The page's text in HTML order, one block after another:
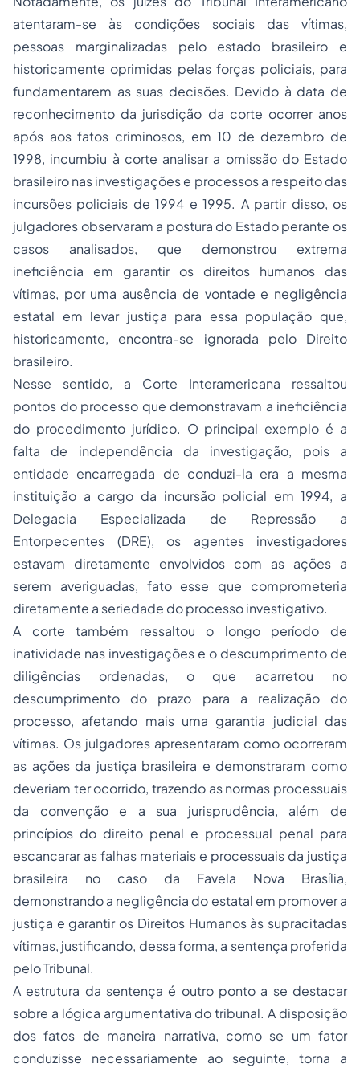
atentaram-se às condições sociais das vítimas,
pessoas marginalizadas pelo estado brasileiro e
historicamente oprimidas pelas forças policiais, para
fundamentarem as suas decisões. Devido à data de
reconhecimento da jurisdição da corte ocorrer anos
após aos fatos criminosos, em 10 de dezembro de
1998, incumbiu à corte analisar a omissão do Estado
brasileiro nas investigações e processos a respeito das
incursões policiais de 1994 e 1995. A partir disso, os
julgadores observaram a postura do Estado perante os
casos analisados, que demonstrou extrema
ineficiência em garantir os direitos humanos das
vítimas, por uma ausência de vontade e negligência
estatal em levar justiça para essa população que,
historicamente, encontra-se ignorada pelo Direito
brasileiro.
Nesse sentido, a Corte Interamericana ressaltou
pontos do processo que demonstravam a ineficiência
do procedimento jurídico. O principal exemplo é a
falta de independência da investigação, pois a
entidade encarregada de conduzi-la era a mesma
instituição a cargo da incursão policial em 1994, a
Delegacia Especializada de Repressão a
Entorpecentes (DRE), os agentes investigadores
estavam diretamente envolvidos com as ações a
serem averiguadas, fato esse que comprometeria
diretamente a seriedade do processo investigativo.
A corte também ressaltou o longo período de
inatividade nas investigações e o descumprimento de
diligências ordenadas, o que acarretou no
descumprimento do prazo para a realização do
processo, afetando mais uma garantia judicial das
vítimas. Os julgadores apresentaram como ocorreram
as ações da justiça brasileira e demonstraram como
deveriam ter ocorrido, trazendo as normas processuais
da convenção e a sua jurisprudência, além de
princípios do direito penal e processual penal para
escancarar as falhas materiais e processuais da justiça
brasileira no caso da Favela Nova Brasília,
demonstrando a negligência do estatal em promover a
justiça e garantir os Direitos Humanos às supracitadas
vítimas, justificando, dessa forma, a sentença proferida
pelo Tribunal.
A estrutura da sentença é outro ponto a se destacar
sobre a lógica argumentativa do tribunal. A disposição
dos fatos de maneira narrativa, como se um fator
conduzisse necessariamente ao seguinte, torna a